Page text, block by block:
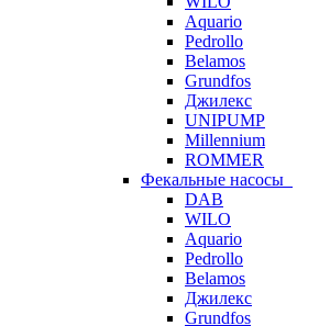
Aquario
Pedrollo
Belamos
Grundfos
Джилекс
UNIPUMP
Millennium
ROMMER
Фекальные насосы
DAB
WILO
Aquario
Pedrollo
Belamos
Джилекс
Grundfos